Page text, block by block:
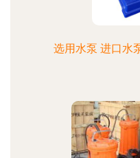
选用水泵 进口水